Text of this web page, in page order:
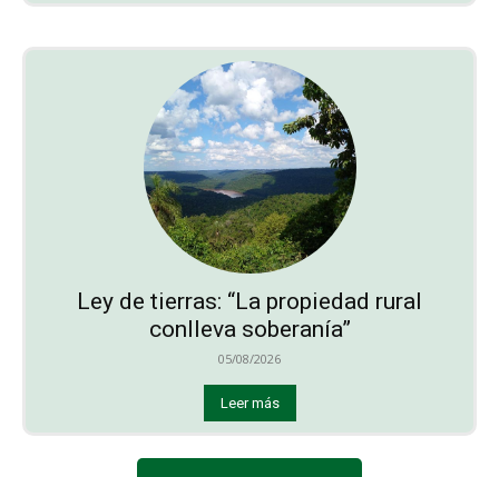
Ley de tierras: “La propiedad rural
conlleva soberanía”
05/08/2026
Leer más